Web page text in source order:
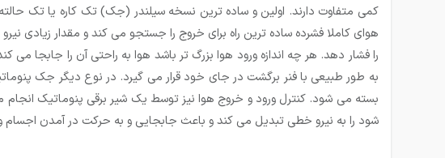
کمی متفاوت دارند. اولین و ساده ترین نسخه سیلندر (جک) تک کاره یا تک
هوای کاملا فشرده ساده ترین راه برای خروج را جستجو می کند و مقدار زیادی
را فشار دهد. هر چه اندازه ورود هوا بزرگ تر باشد هوا به راحتی آن را جابجا
به طور طبیعی با فنر برگشت در جای خود قرار می گیرد. در نوع دیگر جک
بسته می شود. کنترل ورود و خروج هوا نیز توسط یک شیر برقی پنوماتیک انجام
شود را به نیرو خطی تبدیل می کند و باعث جابجایی و به حرکت در آمدن اجسام